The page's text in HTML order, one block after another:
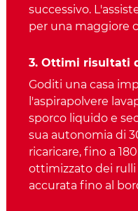
successivo.
per una maggiore
3. Ottimi risultati
Goditi una casa
l'aspirapolvere
sporco liquido e
sua autonomia di
ricaricare, fino a
ottimizzato dei rulli
accurata fino al